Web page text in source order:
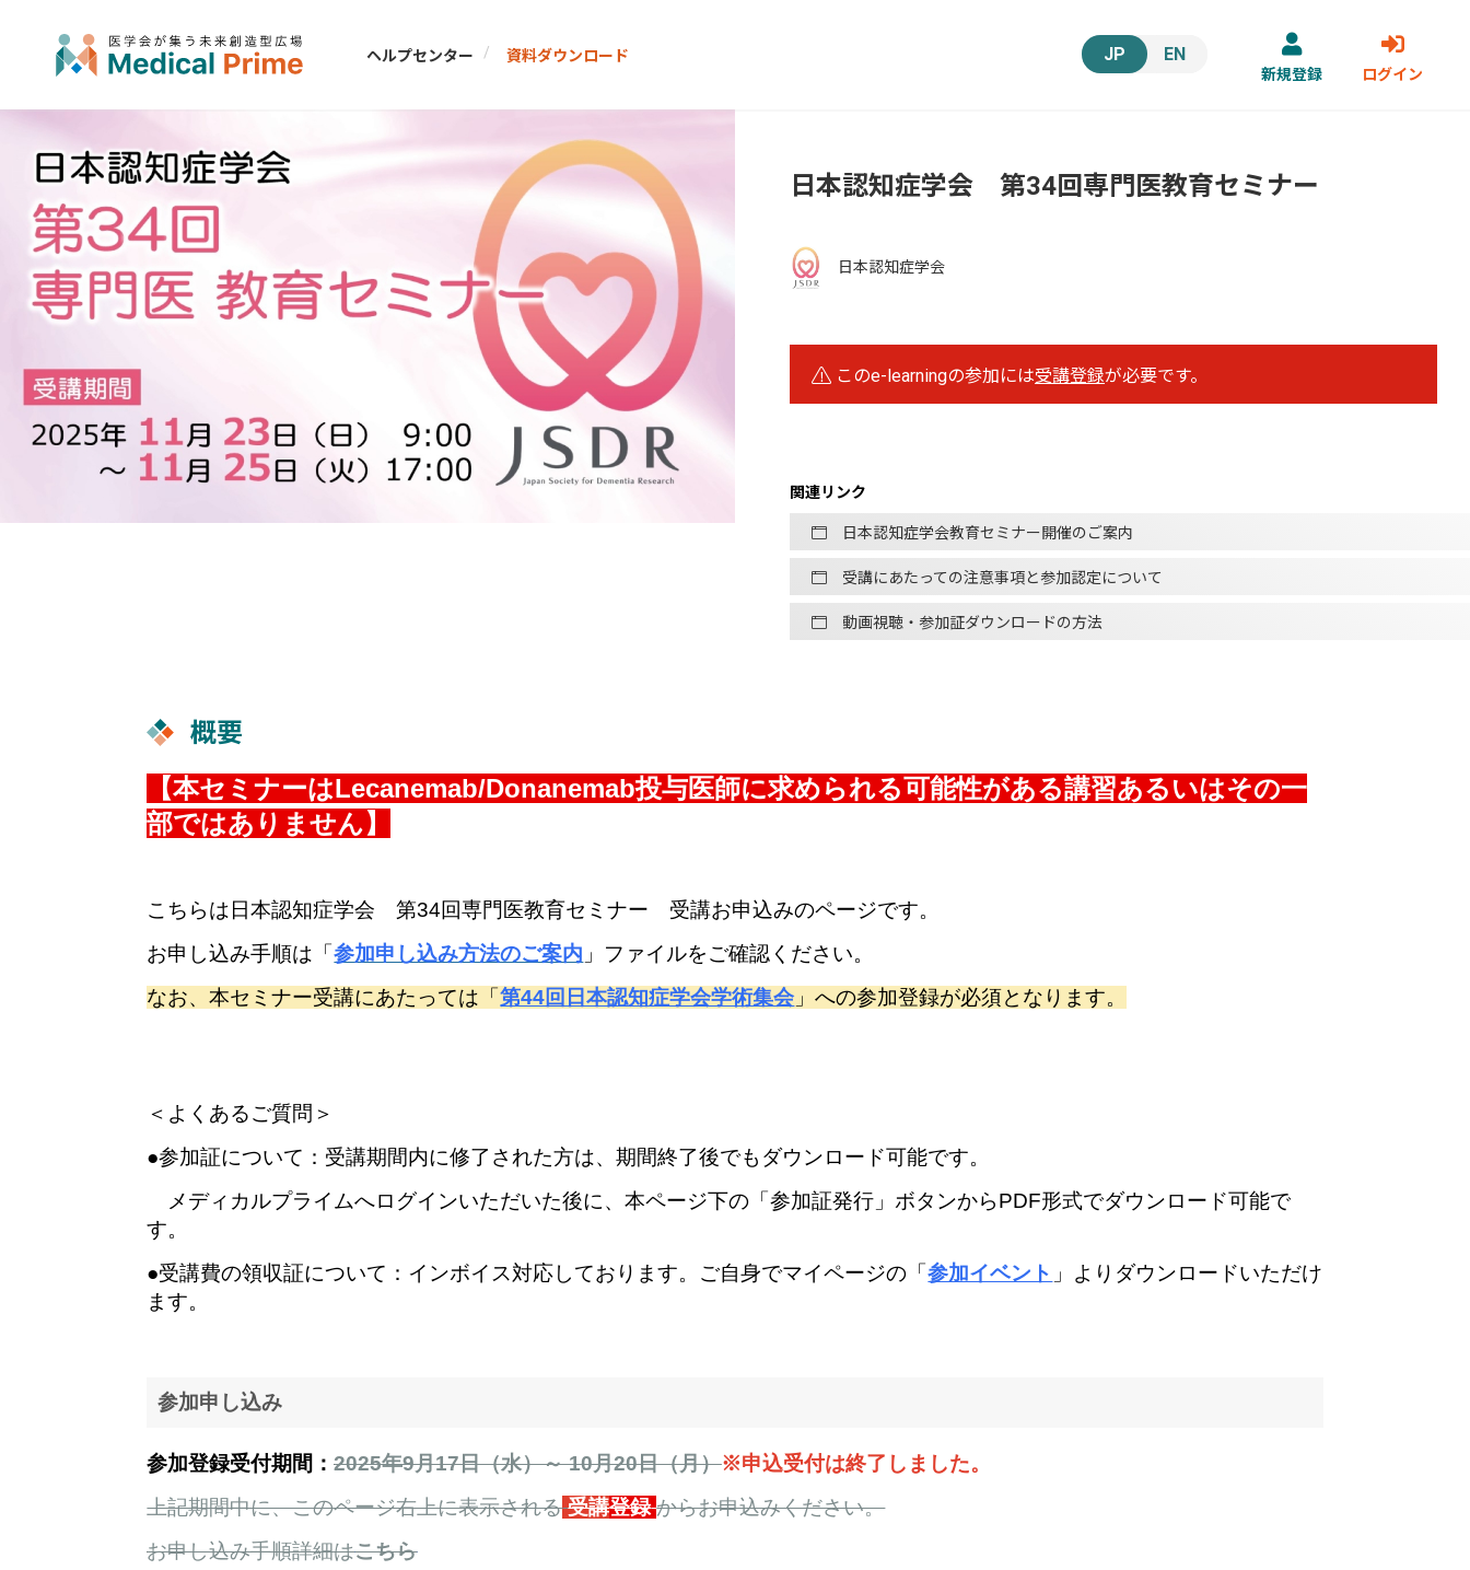
JP EN
ヘルプセンター
資料ダウンロード
新規登録
ログイン
日本認知症学会 第34回専門医教育セミナー
日本認知症学会
このe-learningの参加には受講登録が必要です。
関連リンク
日本認知症学会教育セミナー開催のご案内
受講にあたっての注意事項と参加認定について
動画視聴・参加証ダウンロードの方法
概要
【本セミナーはLecanemab/Donanemab投与医師に求められる可能性がある講習あるいはその⼀
部ではありません】
こちらは日本認知症学会 第34回専門医教育セミナー 受講お申込みのページです。
お申し込み手順は「参加申し込み方法のご案内 」ファイルをご確認ください。
なお、本セミナー受講にあたっては「第44回日本認知症学会学術集会」への参加登録が必須となります。
＜よくあるご質問＞
●参加証について：受講期間内に修了された方は、期間終了後でもダウンロード可能です。
メディカルプライムへログインいただいた後に、本ページ下の「参加証発行」ボタンからPDF形式でダウンロード可能で
す。
●受講費の領収証について：インボイス対応しております。ご自身でマイページの「参加イベント 」 よりダウンロードいただけ
ます。
参加申し込み
参加登録受付期間：2025年9月17日（水）～ 10月20日（月）※申込受付は終了しました。
上記期間中に、このページ右上に表示される 受講登録 からお申込みください。
お申し込み手順詳細はこちら